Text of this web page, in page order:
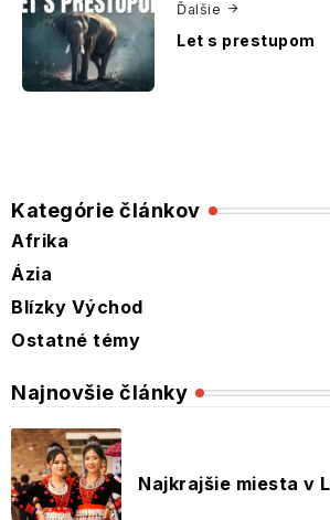
Ďalšie
Let s prestupom
Kategórie článkov
Afrika
Ázia
Blízky Východ
Ostatné témy
Najnovšie články
Najkrajšie miesta v